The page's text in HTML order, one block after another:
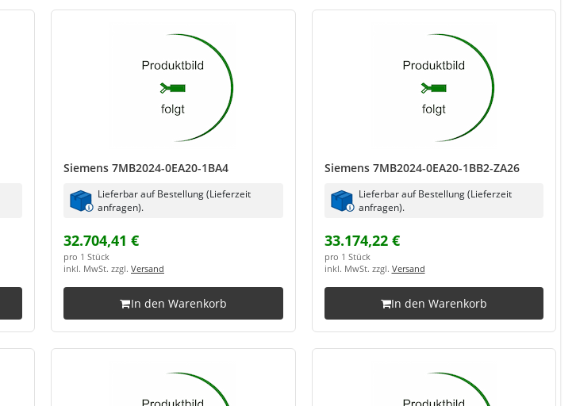
Siemens 7MB2024-0EA20-1BA4
Lieferbar auf Bestellung (Lieferzeit
anfragen).
32.704,41 €
pro 1 Stück
inkl. MwSt. zzgl. Versand
In den Warenkorb
Siemens 7MB2024-0EA20-1BB2-ZA26
Lieferbar auf Bestellung (Lieferzeit
anfragen).
33.174,22 €
pro 1 Stück
inkl. MwSt. zzgl. Versand
In den Warenkorb